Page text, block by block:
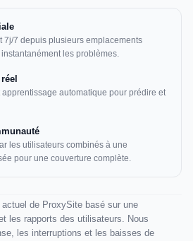
7j/7 depuis plusieurs emplacements
les problèmes.
automatique pour prédire et
les utilisateurs combinés à une
pour une couverture complète.
de ProxySite basé sur une
les rapports des utilisateurs. Nous
les interruptions et les baisses de